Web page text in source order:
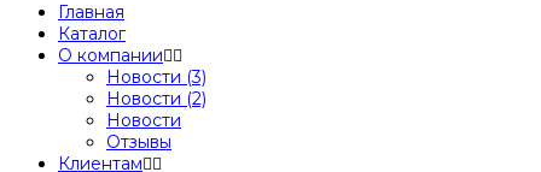
Главная
Каталог
О компании
Новости (3)
Новости (2)
Новости
Отзывы
Клиентам